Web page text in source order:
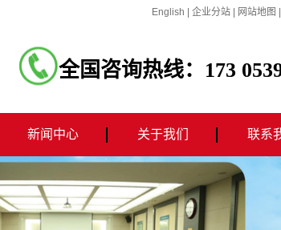
English 企业分站 网站地图
全国咨询热线：173
新闻中心
行业新闻
关于我们
联系我们
联系